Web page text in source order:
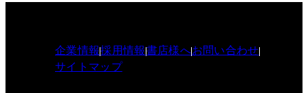
企業情報採用情報書店様へお問い合わせ
サイトマップ